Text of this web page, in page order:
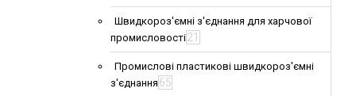
Швидкороз'ємні з'єднання для харчової
промисловості21
Промислові пластикові швидкороз'ємні
з'єднання 65